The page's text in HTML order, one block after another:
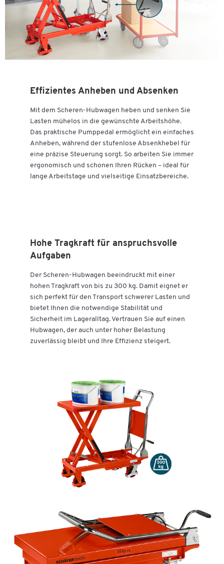
Effizientes Anheben und Absenken
Mit dem Scheren-Hubwagen heben und senken Sie
Lasten mühelos in die gewünschte Arbeitshöhe.
Das praktische Pumppedal ermöglicht ein einfaches
Anheben, während der stufenlose Absenkhebel für
eine präzise Steuerung sorgt. So arbeiten Sie immer
ergonomisch und schonen Ihren Rücken – ideal für
lange Arbeitstage und vielseitige Einsatzbereiche.
Hohe Tragkraft für anspruchsvolle
Aufgaben
Der Scheren-Hubwagen beeindruckt mit einer
hohen Tragkraft von bis zu 300 kg. Damit eignet er
sich perfekt für den Transport schwerer Lasten und
bietet Ihnen die notwendige Stabilität und
Sicherheit im Lageralltag. Vertrauen Sie auf einen
Hubwagen, der auch unter hoher Belastung
zuverlässig bleibt und Ihre Effizienz steigert.
Zum Zoomen doppeltippen